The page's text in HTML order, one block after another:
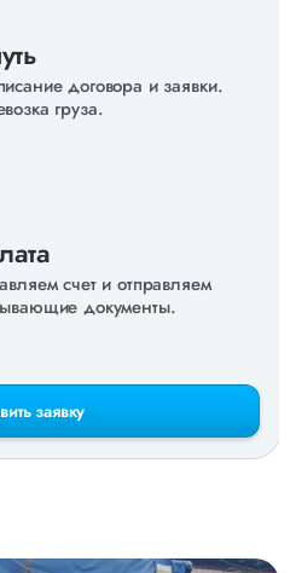
договора и заявки.
груза.
счет и отправляем
документы.
заявку